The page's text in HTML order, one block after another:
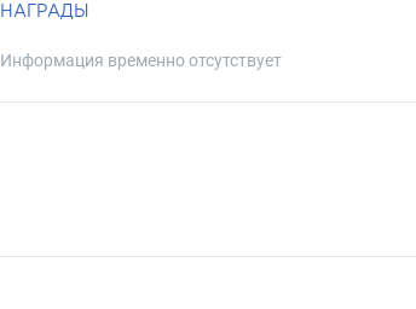
НАГРАДЫ
Информация временно отсутствует